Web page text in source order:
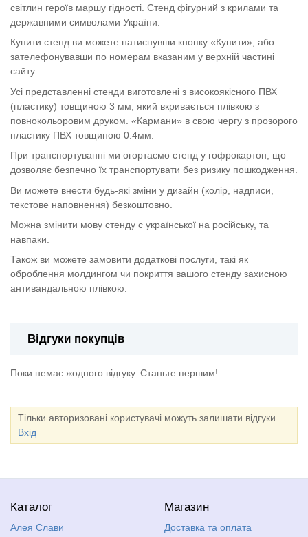
світлин героїв маршу гідності. Стенд фігурний з крилами та
державними символами України.
Купити стенд ви можете натиснувши кнопку «Купити», або
зателефонувавши по номерам вказаним у верхній частині
сайту.
Усі представленні стенди виготовлені з високоякісного ПВХ
(пластику) товщиною 3 мм, який вкривається плівкою з
повнокольоровим друком. «Кармани» в свою чергу з прозорого
пластику ПВХ товщиною 0.4мм.
При транспортуванні ми огортаємо стенд у гофрокартон, що
дозволяє безпечно їх транспортувати без ризику пошкодження.
Ви можете внести будь-які зміни у дизайн (колір, надписи,
текстове наповнення) безкоштовно.
Можна змінити мову стенду с української на російську, та
навпаки.
Також ви можете замовити додаткові послуги, такі як
оброблення молдингом чи покриття вашого стенду захисною
антивандальною плівкою.
Відгуки покупців
Поки немає жодного відгуку. Станьте першим!
Тільки авторизовані користувачі можуть залишати відгуки
Вхід
Каталог
Алея Слави
Магазин
Доставка та оплата